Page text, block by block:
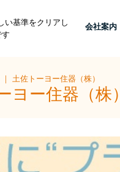
い基準をクリアし
会社案内
土佐トーヨー住器（株）
ヨー住器（株）